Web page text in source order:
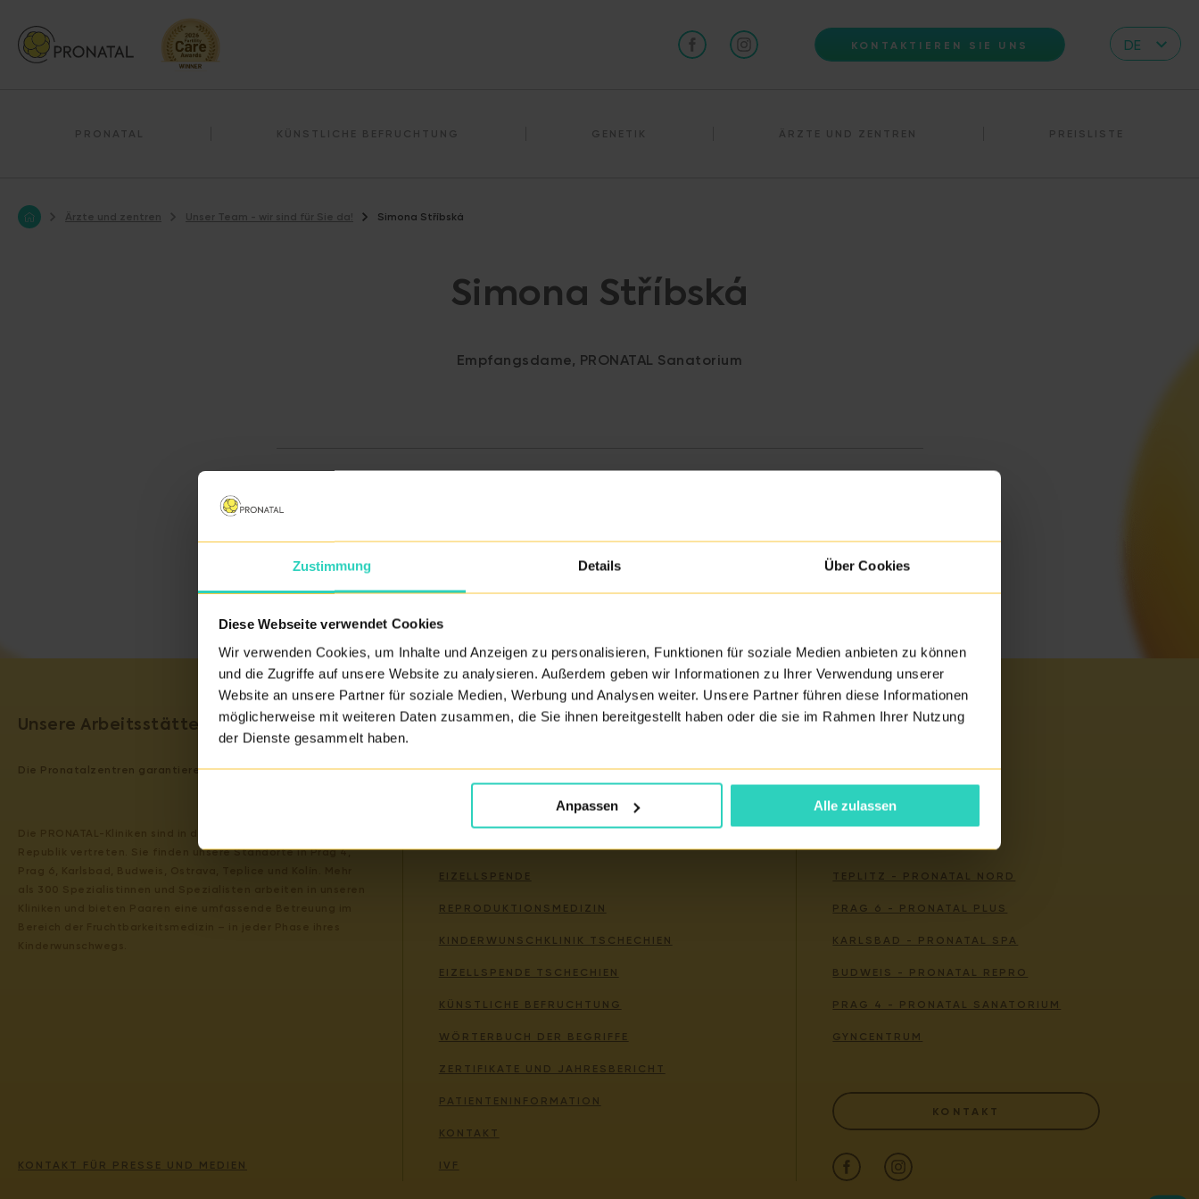
Zustimmung Details Über Cookies
Diese Webseite verwendet Cookies
Wir verwenden Cookies, um Inhalte und Anzeigen zu personalisieren, Funktionen für soziale Medien anbieten zu können
und die Zugriffe auf unsere Website zu analysieren. Außerdem geben wir Informationen zu Ihrer Verwendung unserer
Website an unsere Partner für soziale Medien, Werbung und Analysen weiter. Unsere Partner führen diese Informationen
möglicherweise mit weiteren Daten zusammen, die Sie ihnen bereitgestellt haben oder die sie im Rahmen Ihrer Nutzung
der Dienste gesammelt haben.
Anpassen Alle zulassen
KONTAKTIEREN SIE UNS
DE
PRONATAL KÜNSTLICHE BEFRUCHTUNG GENETIK ÄRZTE UND ZENTREN PREISLISTE
Ärzte und zentren Unser Team - wir sind für Sie da! Simona Stříbská
Simona Stříbská
Empfangsdame, PRONATAL Sanatorium
Unsere Arbeitsstätten sind zertifiziert
Die Pronatalzentren garantieren Servicequalität. Zertifikate und Akkreditierung bitte hierHIEReinsehen.
Republik vertreten. Sie finden unsere Standorte in Prag 4,
KONTAKT FÜR PRESSE UND MEDIEN
EIZELLSPENDE
REPRODUKTIONSMEDIZIN
KINDERWUNSCHKLINIK TSCHECHIEN
EIZELLSPENDE TSCHECHIEN
KÜNSTLICHE BEFRUCHTUNG
WÖRTERBUCH DER BEGRIFFE
ZERTIFIKATE UND JAHRESBERICHT
PATIENTENINFORMATION
KONTAKT
IVF
TEPLITZ - PRONATAL NORD
PRAG 6 - PRONATAL PLUS
KARLSBAD - PRONATAL SPA
BUDWEIS - PRONATAL REPRO
PRAG 4 - PRONATAL SANATORIUM
GYNCENTRUM
KONTAKT